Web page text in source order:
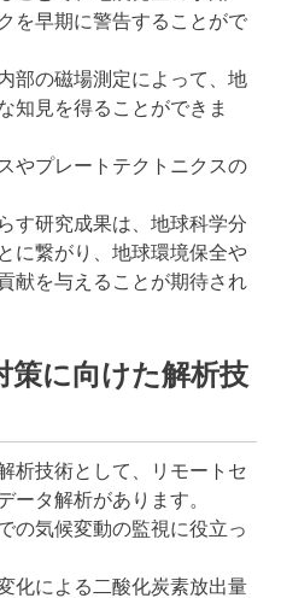
を早期に警告することがで
部の磁場測定によって、地
知見を得ることができま
やプレートテクトニクスの
す研究成果は、地球科学分
に繋がり、地球環境保全や
献を与えることが期待され
策に向けた解析技
析技術として、リモートセ
ータ解析があります。
の気候変動の監視に役立っ
化による二酸化炭素放出量